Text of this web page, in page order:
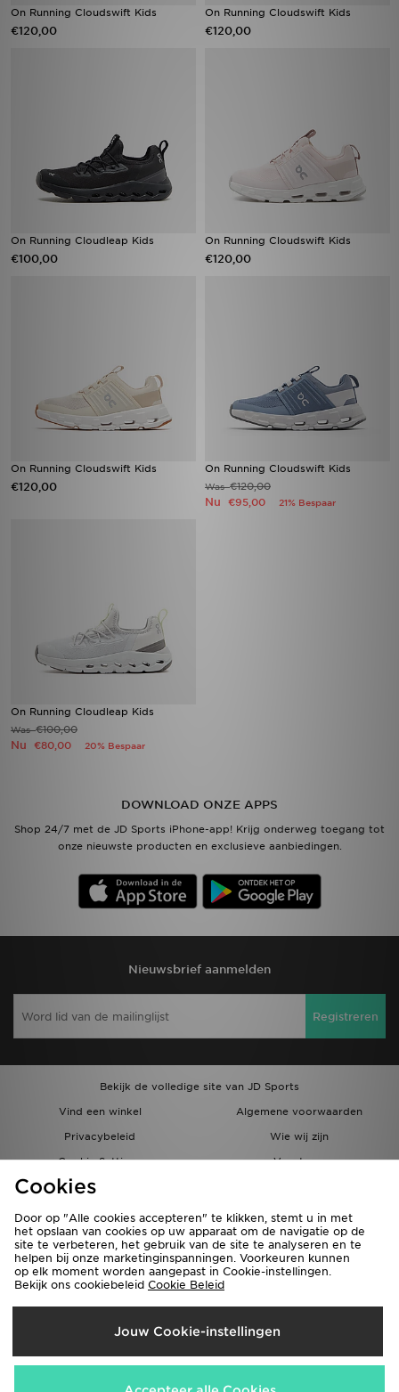
On Running Cloudswift Kids
€120,00
On Running Cloudswift Kids
€120,00
On Running Cloudleap Kids
€100,00
On Running Cloudswift Kids
€120,00
On Running Cloudswift Kids
€120,00
On Running Cloudswift Kids
Was€120,00
Nu €95,00 21% Bespaar
On Running Cloudleap Kids
Was€100,00
Nu €80,00 20% Bespaar
DOWNLOAD ONZE APPS
Shop 24/7 met de JD Sports iPhone-app! Krijg onderweg toegang tot
onze nieuwste producten en exclusieve aanbiedingen.
Nieuwsbrief aanmelden
Registreren
Bekijk de volledige site van JD Sports
Vind een winkel
Algemene voorwaarden
Privacybeleid
Wie wij zijn
Cookie Settings
Vacatures
Bestellingen en Levering
Verzenden Naar
België
Wij accepteren de volgende betaalmethoden
Wie wij zijn
Cookies
Door op "Alle cookies accepteren" te klikken, stemt u in met
het opslaan van cookies op uw apparaat om de navigatie op de
site te verbeteren, het gebruik van de site te analyseren en te
helpen bij onze marketinginspanningen. Voorkeuren kunnen
op elk moment worden aangepast in Cookie-instellingen.
Bekijk ons cookiebeleid Cookie Beleid
Jouw Cookie-instellingen